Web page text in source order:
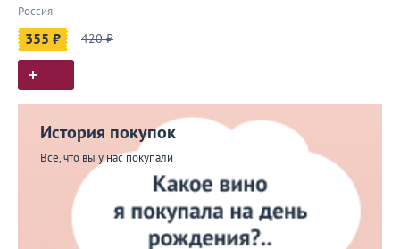
Россия
355 ₽ 420 ₽
История покупок
Все, что вы у нас покупали